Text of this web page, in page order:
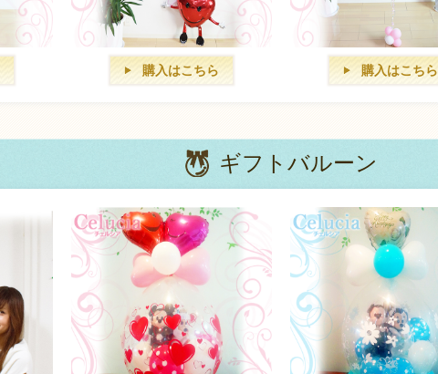
購入はこちら 購入はこちら
ギフトバルーン